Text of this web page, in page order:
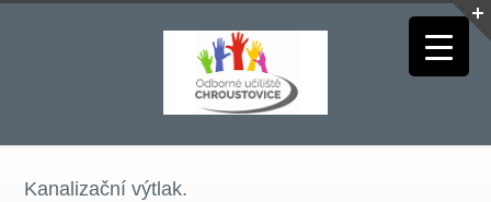
Kanalizační výtlak.